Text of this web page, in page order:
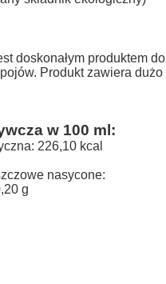
doskonałym produktem do
Produkt zawiera dużo
w 100 ml:
226,10 kcal
nasycone:
g